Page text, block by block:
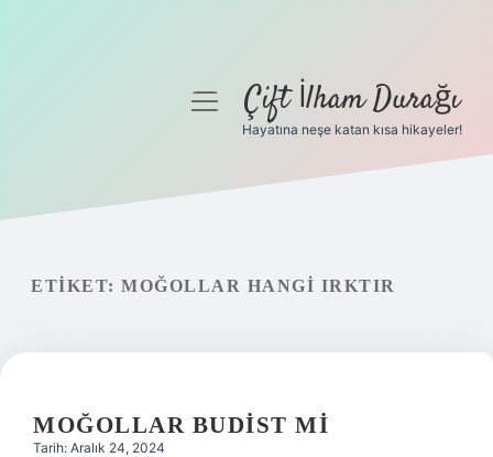
Gizlilik Politikası
menüyüÇift İlham Durağı
Hayatına neşe katan kısa hikayeler!
ETIKET: MOĞOLLAR HANGI IRKTIR
MOĞOLLAR BUDIST MI
Tarih: Aralık 24, 2024